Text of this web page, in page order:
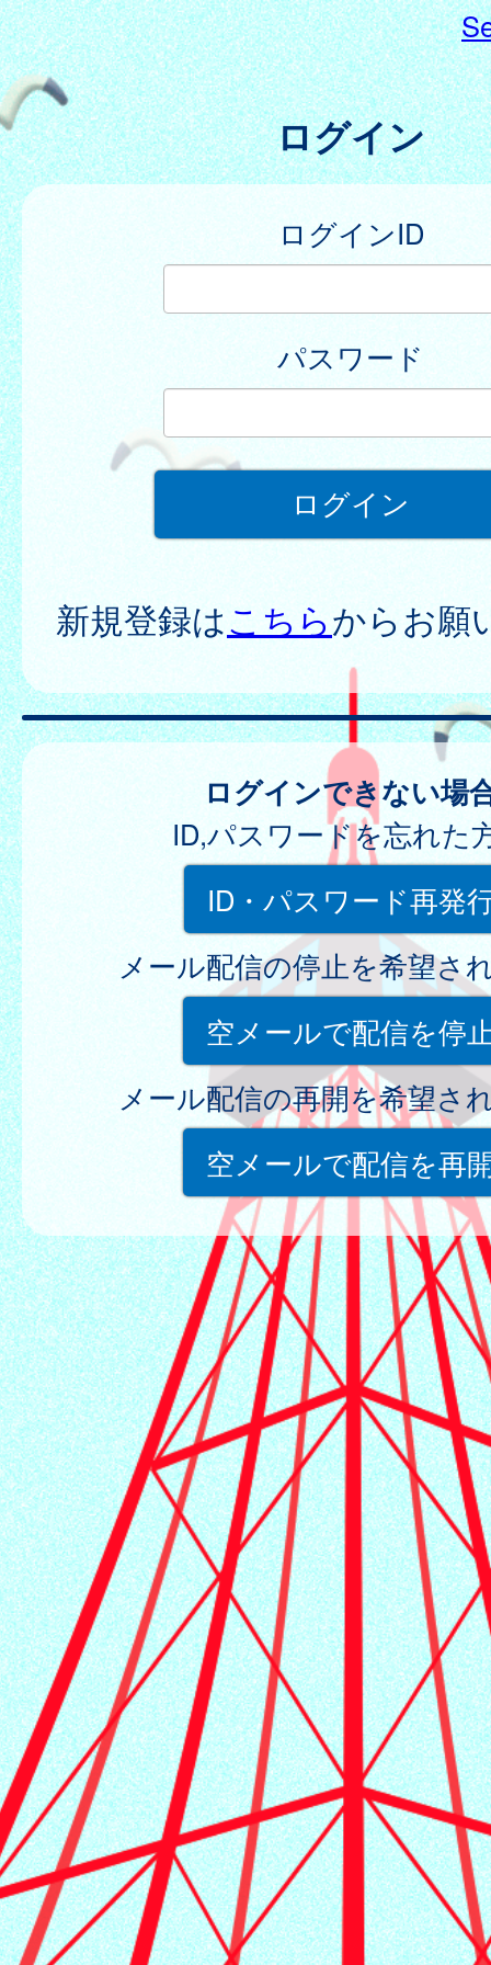
ログイン
ログインID
パスワード
新規登録はこちらからお願
ログインできない場
ID,パスワードを忘れた
ID・パスワード再発
メール配信の停止を希望さ
空メールで配信を停
メール配信の再開を希望さ
空メールで配信を再